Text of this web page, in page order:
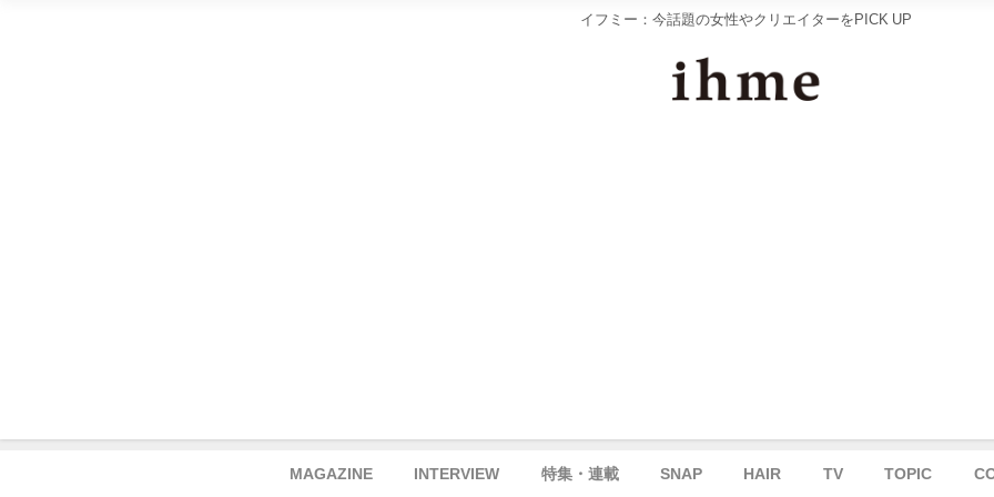
イフミー：今話題の女性やクリエイターをPICK UP
MAGAZINE INTERVIEW 特集・連載 SNAP HAIR TV TOPIC